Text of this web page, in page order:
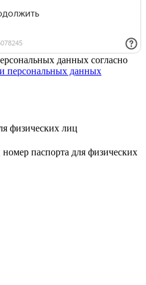
данных согласно
персональных данных
физических лиц
паспорта для физических